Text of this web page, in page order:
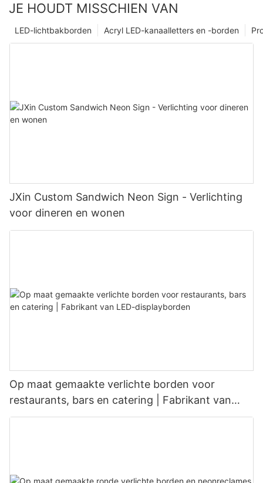
JE HOUDT MISSCHIEN VAN
Acryl LED-kanaalletters en -borden
LED-lichtbakborden
JXin Custom Sandwich Neon Sign - Verlichting
voor dineren en wonen
Op maat gemaakte verlichte borden voor
restaurants, bars en catering | Fabrikant van
LED-displayborden